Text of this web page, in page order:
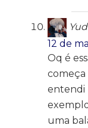
12 de
Oq é
começa
entendi
uma